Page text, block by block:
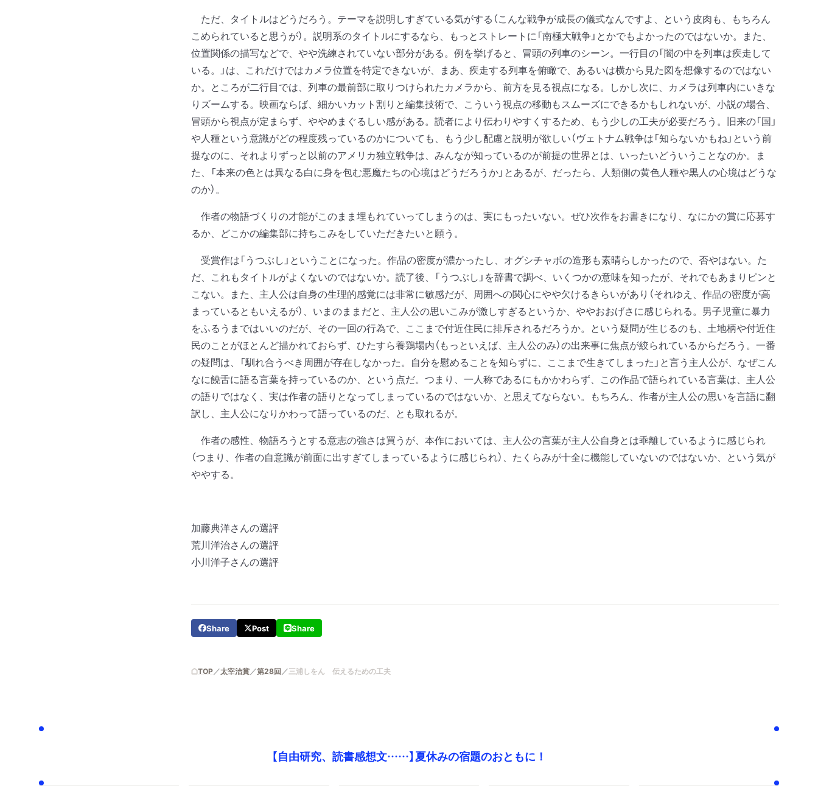
ただ、タイトルはどうだろう。テーマを説明しすぎている気がする（こんな戦争が成長の儀式なんですよ、という皮肉も、もちろん
こめられていると思うが）。説明系のタイトルにするなら、もっとストレートに「南極大戦争」とかでもよかったのではないか。また、
位置関係の描写などで、やや洗練されていない部分がある。例を挙げると、冒頭の列車のシーン。一行目の「闇の中を列車は疾走して
いる。」は、これだけではカメラ位置を特定できないが、まあ、疾走する列車を俯瞰で、あるいは横から見た図を想像するのではない
か。ところが二行目では、列車の最前部に取りつけられたカメラから、前方を見る視点になる。しかし次に、カメラは列車内にいきな
りズームする。映画ならば、細かいカット割りと編集技術で、こういう視点の移動もスムーズにできるかもしれないが、小説の場合、
冒頭から視点が定まらず、ややめまぐるしい感がある。読者により伝わりやすくするため、もう少しの工夫が必要だろう。旧来の「国」
や人種という意識がどの程度残っているのかについても、もう少し配慮と説明が欲しい（ヴェトナム戦争は「知らないかもね」という前
提なのに、それよりずっと以前のアメリカ独立戦争は、みんなが知っているのが前提の世界とは、いったいどういうことなのか。ま
た、「本来の色とは異なる白に身を包む悪魔たちの心境はどうだろうか」とあるが、だったら、人類側の黄色人種や黒人の心境はどうな
のか）。
作者の物語づくりの才能がこのまま埋もれていってしまうのは、実にもったいない。ぜひ次作をお書きになり、なにかの賞に応募す
るか、どこかの編集部に持ちこみをしていただきたいと願う。
受賞作は「うつぶし」ということになった。作品の密度が濃かったし、オグシチャボの造形も素晴らしかったので、否やはない。た
だ、これもタイトルがよくないのではないか。読了後、「うつぶし」を辞書で調べ、いくつかの意味を知ったが、それでもあまりピンと
こない。また、主人公は自身の生理的感覚には非常に敏感だが、周囲への関心にやや欠けるきらいがあり（それゆえ、作品の密度が高
まっているともいえるが）、いまのままだと、主人公の思いこみが激しすぎるというか、ややおおげさに感じられる。男子児童に暴力
をふるうまではいいのだが、その一回の行為で、ここまで付近住民に排斥されるだろうか。という疑問が生じるのも、土地柄や付近住
民のことがほとんど描かれておらず、ひたすら養鶏場内（もっといえば、主人公のみ）の出来事に焦点が絞られているからだろう。一番
の疑問は、「馴れ合うべき周囲が存在しなかった。自分を慰めることを知らずに、ここまで生きてしまった」と言う主人公が、なぜこん
なに饒舌に語る言葉を持っているのか、という点だ。つまり、一人称であるにもかかわらず、この作品で語られている言葉は、主人公
の語りではなく、実は作者の語りとなってしまっているのではないか、と思えてならない。もちろん、作者が主人公の思いを言語に翻
訳し、主人公になりかわって語っているのだ、とも取れるが。
作者の感性、物語ろうとする意志の強さは買うが、本作においては、主人公の言葉が主人公自身とは乖離しているように感じられ
（つまり、作者の自意識が前面に出すぎてしまっているように感じられ）、たくらみが十全に機能していないのではないか、という気が
ややする。
加藤典洋さんの選評
荒川洋治さんの選評
小川洋子さんの選評
Share Post Share
TOP 太宰治賞 第28回 三浦しをん 伝えるための工夫
【自由研究、読書感想文……】夏休みの宿題のおともに！